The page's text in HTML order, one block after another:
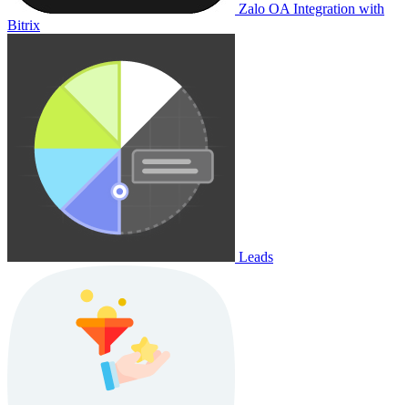
Zalo OA Integration with
Bitrix
Leads